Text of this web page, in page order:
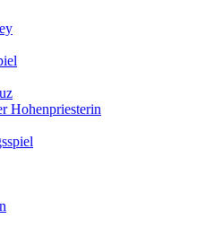
Hohenpriesterin